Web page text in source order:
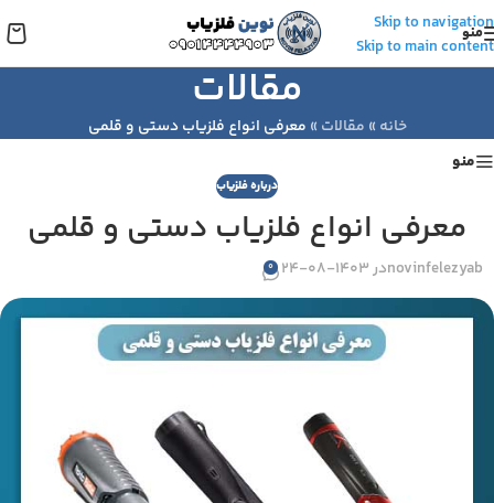
Skip to navigation
Skip to main content
منو
مقالات
خانه » مقالات » معرفی انواع فلزیاب دستی و قلمی
منو
درباره فلزیاب
معرفی انواع فلزیاب دستی و قلمی
novinfelezyabدر 1403-08-24 0